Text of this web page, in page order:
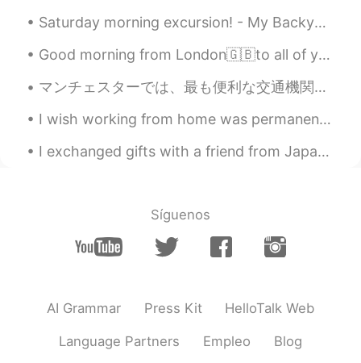
😁thx
Tan 2019.08.14 22:50
Saturday morning excursion! - My Backyard, NJ🌤 Who's down for a game of social-distancing flag f...
Good morning from London🇬🇧to all of you my wonderful friends wherever you are ! Always start your...
マンチェスターでは、最も便利な交通機関はメトロです！🚇 東京の地下鉄を比べると、マンチェスターのメトロはかなり遅いですが、地上にあることが違います！ メトロが黄色の理由かどうかわかりませんが、間...
I wish working from home was permanent. I love working from home too much. 😁 The best thing about...
I exchanged gifts with a friend from Japan! This is what she sent 😍 日本の友達とプレゼントを交換しました！ これは彼女が送...
Síguenos
AI Grammar Press Kit HelloTalk Web
Language Partners Empleo Blog